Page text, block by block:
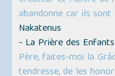
abandonne car ils sont
Nakatenus
- La Prière des
Père, faites-moi la
tendresse, de les